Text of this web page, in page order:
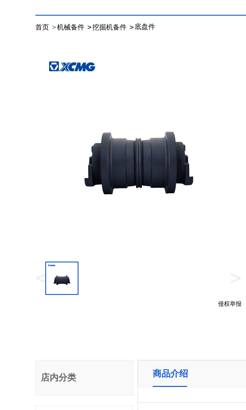
首页 >机械备件 >挖掘机备件 > 底盘件
侵权举报
店内分类 商品介绍